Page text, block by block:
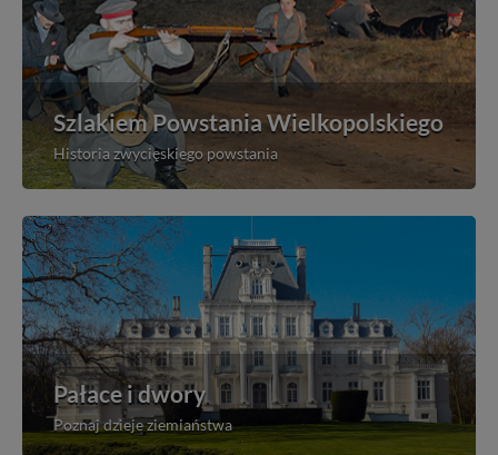
Szlakiem Powstania Wielkopolskiego
Historia zwycięskiego powstania
Pałace i dwory
Poznaj dzieje ziemiaństwa